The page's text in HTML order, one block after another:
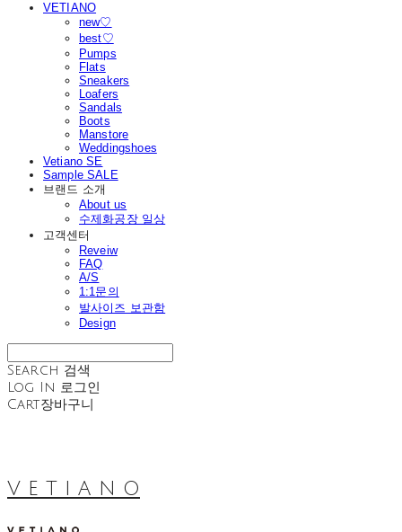
VETIANO
new♡
best♡
Pumps
Flats
Sneakers
Loafers
Sandals
Boots
Manstore
Weddingshoes
Vetiano SE
Sample SALE
브랜드 소개
About us
수제화공장 일상
고객센터
Reveiw
FAQ
A/S
1:1문의
발사이즈 보관함
Design
Search 검색
Log In 로그인
Cart장바구니
V E T I A N O